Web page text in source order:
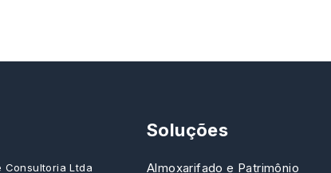
Consultoria Ltda
Soluções
Almoxarifado e Patrimônio